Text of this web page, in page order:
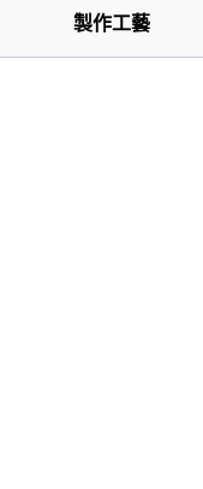
製作工藝